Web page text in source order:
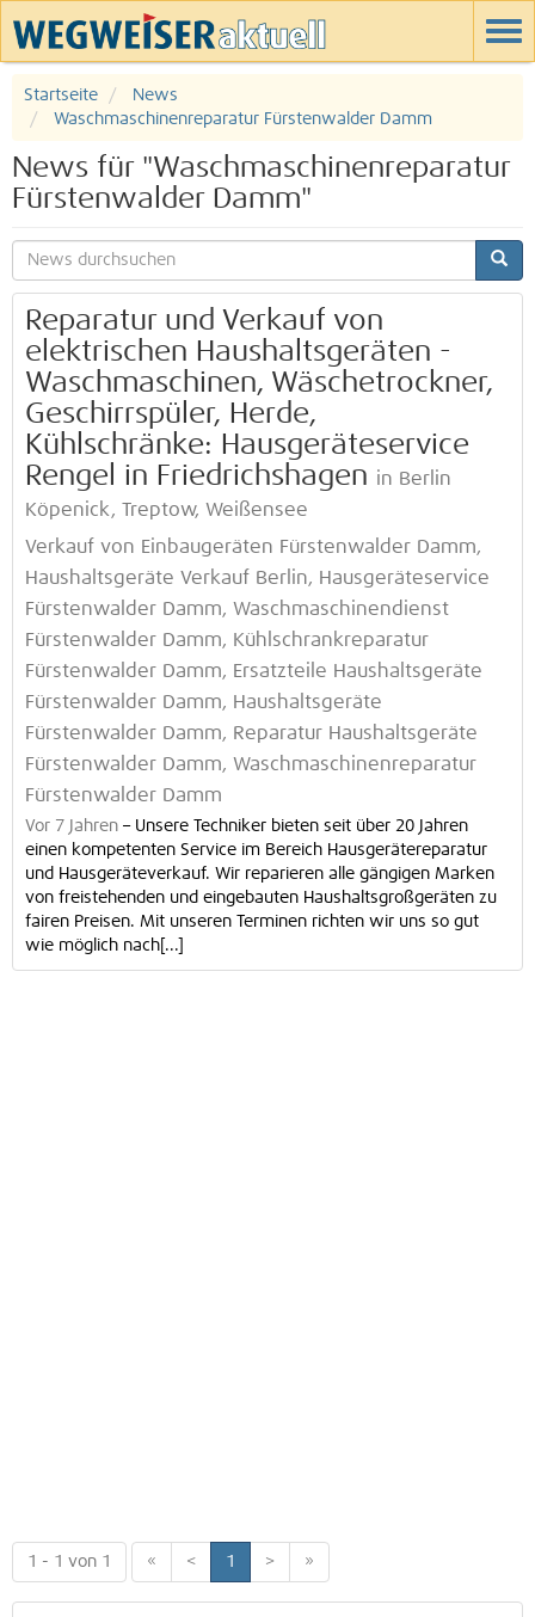
Startseite
News
Waschmaschinenreparatur Fürstenwalder Damm
News für "Waschmaschinenreparatur
Fürstenwalder Damm"
Reparatur und Verkauf von
elektrischen Haushaltsgeräten -
Waschmaschinen, Wäschetrockner,
Geschirrspüler, Herde,
Kühlschränke: Hausgeräteservice
Rengel in Friedrichshagen in Berlin
Köpenick, Treptow, Weißensee
Verkauf von Einbaugeräten Fürstenwalder Damm,
Haushaltsgeräte Verkauf Berlin, Hausgeräteservice
Fürstenwalder Damm, Waschmaschinendienst
Fürstenwalder Damm, Kühlschrankreparatur
Fürstenwalder Damm, Ersatzteile Haushaltsgeräte
Fürstenwalder Damm, Haushaltsgeräte
Fürstenwalder Damm, Reparatur Haushaltsgeräte
Fürstenwalder Damm, Waschmaschinenreparatur
Fürstenwalder Damm
Vor 7 Jahren – Unsere Techniker bieten seit über 20 Jahren
einen kompetenten Service im Bereich Hausgerätereparatur
und Hausgeräteverkauf. Wir reparieren alle gängigen Marken
von freistehenden und eingebauten Haushaltsgroßgeräten zu
fairen Preisen. Mit unseren Terminen richten wir uns so gut
wie möglich nach[...]
1 - 1 von 1 « < 1 > »